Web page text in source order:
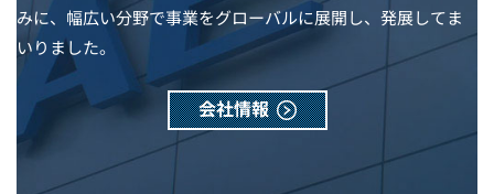
みに、幅広い分野で事業をグローバルに展開し、発展してま
いりました。
会社情報